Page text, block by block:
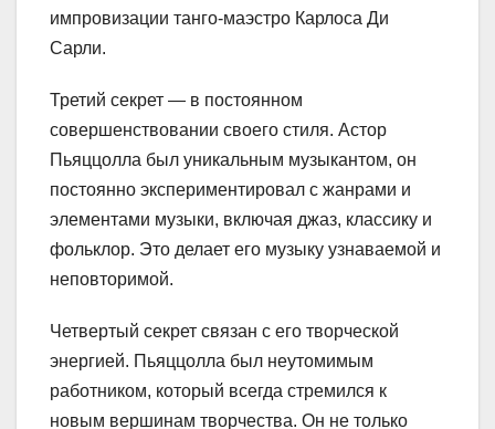
импровизации танго-маэстро Карлоса Ди
Сарли.
Третий секрет — в постоянном
совершенствовании своего стиля. Астор
Пьяццолла был уникальным музыкантом, он
постоянно экспериментировал с жанрами и
элементами музыки, включая джаз, классику и
фольклор. Это делает его музыку узнаваемой и
неповторимой.
Четвертый секрет связан с его творческой
энергией. Пьяццолла был неутомимым
работником, который всегда стремился к
новым вершинам творчества. Он не только